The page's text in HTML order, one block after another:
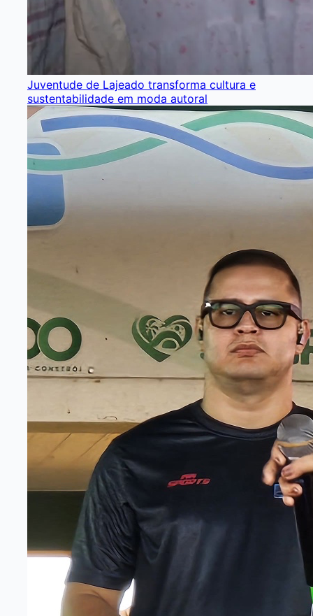
Juventude de Lajeado transforma cultura e
sustentabilidade em moda autoral